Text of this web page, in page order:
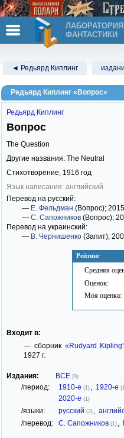
ЛАБОРАТОРИЯ
ФАНТАСТИКИ
◄ Редьярд Киплинг
Редьярд Киплинг «Вопрос»
Рейтинг
Средняя
Оценок:
Моя оценка:
Редьярд Киплинг
Вопрос
The Question
Другие названия: The Neutral
Стихотворение, 1916 год
Язык написания: английский
Перевод на русский:
— Е. Фельдман (Вопрос);
— С. Сапожников (Вопрос);
Перевод на украинский:
— В. Чернишенко (Запит);
Входит в:
— сборник «Rudyard
1927 г.
Издания: ВСЕ (9)
/период: 1910-е (1) 1920-е
2020-е (1)
/языки: русский (2)
/перевод: С. Сапожников (1)